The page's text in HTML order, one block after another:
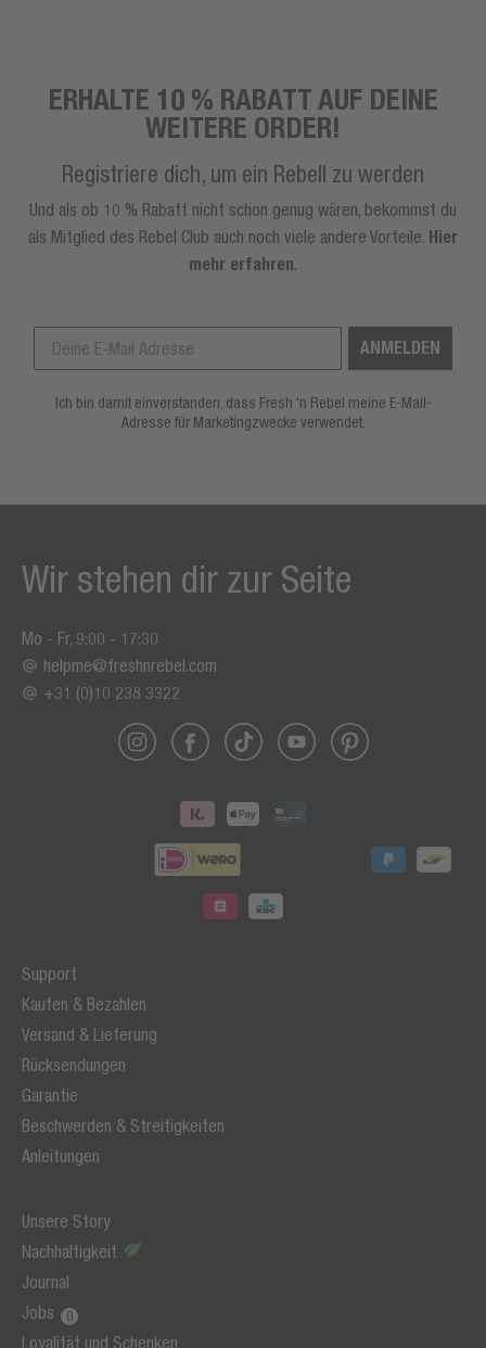
ERHALTE 10 % RABATT AUF DEINE
WEITERE ORDER!
Registriere dich, um ein Rebell zu werden
Und als ob 10 % Rabatt nicht schon genug wären, bekommst du
als Mitglied des Rebel Club auch noch viele andere Vorteile. Hier
mehr erfahren
ANMELDEN
Ich bin damit einverstanden, dass Fresh 'n Rebel meine E-Mail-
Adresse für Marketingzwecke verwendet.
Support
Kaufen & Bezahlen
Versand & Lieferung
Rücksendungen
Garantie
Beschwerden & Streitigkeiten
Anleitungen
Unsere Story
Nachhaltigkeit
Journal
Jobs
Loyalität und Schenken
Wir stehen dir zur Seite
Mo - Fr, 9:00 - 17:30
helpme@freshnrebel.com
+31 (0)10 238 3322